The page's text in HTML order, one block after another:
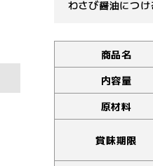
わさび醤油につけ
商品名
内容量
原材料
賞味期限